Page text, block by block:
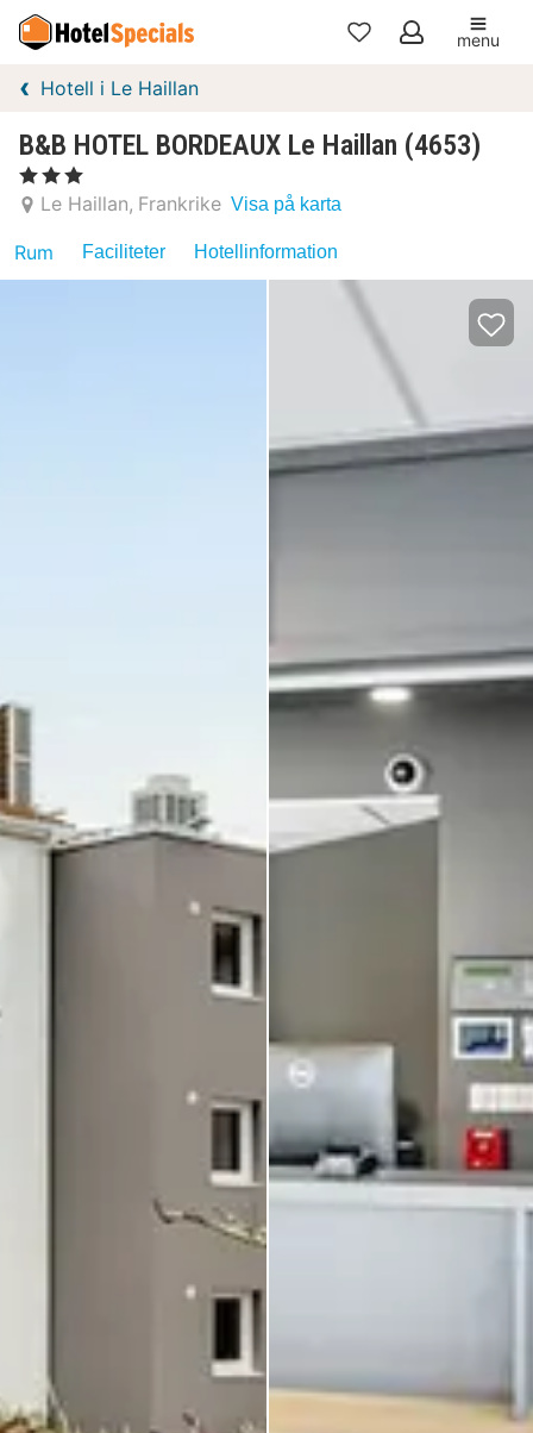
Mina
menu
Hotell i Le Haillan
B&B HOTEL BORDEAUX Le Haillan (4653)
, 3 Stjärnor
Le Haillan Frankrike Visa på karta
Rum Faciliteter Hotellinformation